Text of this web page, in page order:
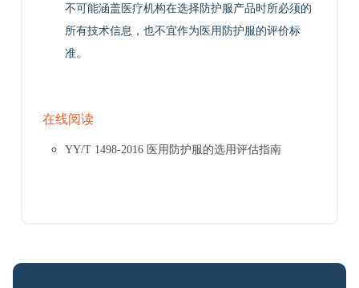
不可能涵盖医疗机构在选择防护服产品时所必须的
所有技术信息，也不宜作为医用防护服的评价标
准。
在线阅读
YY/T 1498-2016 医用防护服的选用评估指南